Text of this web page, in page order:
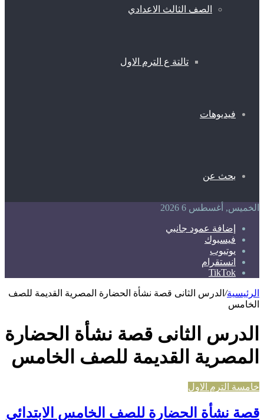
الصف الثالث الاعدادي
تالتة ع الترم الاول
فيديوهات
بحث عن
الخميس, أغسطس 6 2026
إضافة عمود جانبي
فيسبوك
يوتيوب
انستقرام
TikTok
الرئيسية/ الدرس الثانى قصة نشأة الحضارة المصرية القديمة للصف
الخامس
الدرس الثانى قصة نشأة الحضارة
المصرية القديمة للصف الخامس
خامسة الترم الاول
قصة نشأة الحضارة للصف الخامس الابتدائي